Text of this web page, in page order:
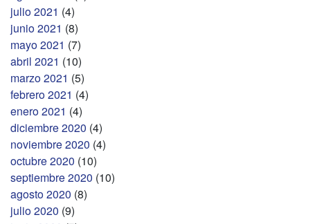
julio 2021 (4)
junio 2021 (8)
mayo 2021 (7)
abril 2021 (10)
marzo 2021 (5)
febrero 2021 (4)
enero 2021 (4)
diciembre 2020 (4)
noviembre 2020 (4)
octubre 2020 (10)
septiembre 2020 (10)
agosto 2020 (8)
julio 2020 (9)